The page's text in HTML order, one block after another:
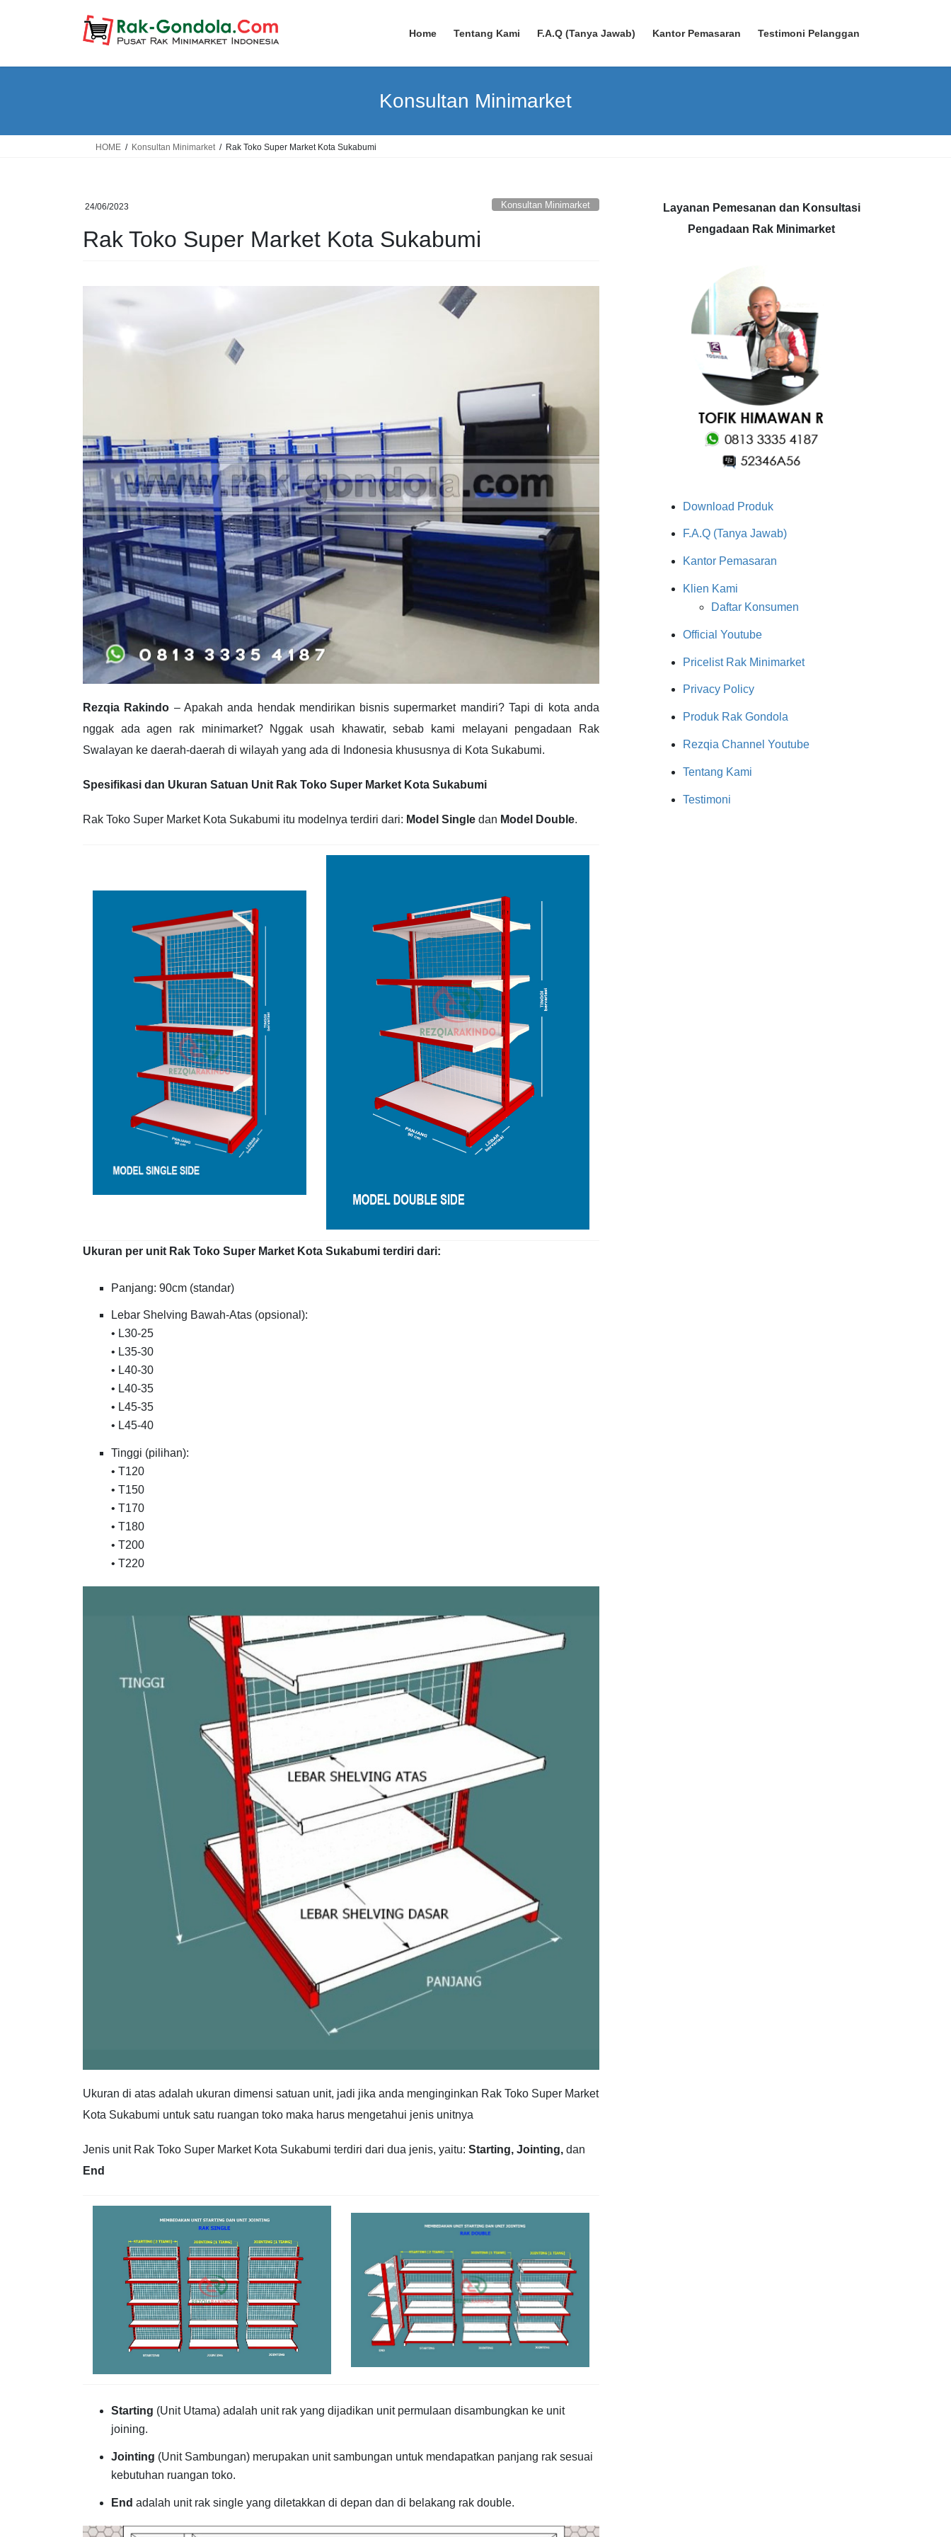
Home Tentang Kami F.A.Q (Tanya Jawab) Kantor Pemasaran Testimoni Pelanggan
Konsultan Minimarket
HOME Konsultan Minimarket Rak Toko Super Market Kota Sukabumi
24/06/2023 Konsultan Minimarket
Rak Toko Super Market Kota Sukabumi
Rezqia Rakindo – Apakah anda hendak mendirikan bisnis supermarket mandiri? Tapi di kota anda
nggak ada agen rak minimarket? Nggak usah khawatir, sebab kami melayani pengadaan Rak
Swalayan ke daerah-daerah di wilayah yang ada di Indonesia khususnya di Kota Sukabumi.
Spesifikasi dan Ukuran Satuan Unit Rak Toko Super Market Kota Sukabumi
Rak Toko Super Market Kota Sukabumi itu modelnya terdiri dari: Model Single dan Model Double.
Ukuran per unit Rak Toko Super Market Kota Sukabumi terdiri dari:
Panjang: 90cm (standar)
Lebar Shelving Bawah-Atas (opsional):
• L30-25
• L35-30
• L40-30
• L40-35
• L45-35
• L45-40
Tinggi (pilihan):
• T120
• T150
• T170
• T180
• T200
• T220
Ukuran di atas adalah ukuran dimensi satuan unit, jadi jika anda menginginkan Rak Toko Super Market
Kota Sukabumi untuk satu ruangan toko maka harus mengetahui jenis unitnya
Jenis unit Rak Toko Super Market Kota Sukabumi terdiri dari dua jenis, yaitu: Starting, Jointing, dan
End
Starting (Unit Utama) adalah unit rak yang dijadikan unit permulaan disambungkan ke unit
joining.
Jointing (Unit Sambungan) merupakan unit sambungan untuk mendapatkan panjang rak sesuai
kebutuhan ruangan toko.
End adalah unit rak single yang diletakkan di depan dan di belakang rak double.
Layanan Pemesanan dan Konsultasi
Pengadaan Rak Minimarket
Download Produk
F.A.Q (Tanya Jawab)
Kantor Pemasaran
Klien Kami
Daftar Konsumen
Official Youtube
Pricelist Rak Minimarket
Privacy Policy
Produk Rak Gondola
Rezqia Channel Youtube
Tentang Kami
Testimoni